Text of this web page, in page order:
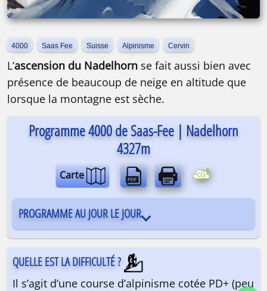
4000 Saas Fee Suisse Alpinisme Cervin
L’ascension du Nadelhorn se fait aussi bien avec
présence de beaucoup de neige en altitude que
lorsque la montagne est sèche.
Programme 4000 de Saas-Fee | Nadelhorn
4327m
Carte
PROGRAMME AU JOUR LE JOUR
QUELLE EST LA DIFFICULTÉ ?
Il s’agit d’une course d’alpinisme cotée PD+ (peu